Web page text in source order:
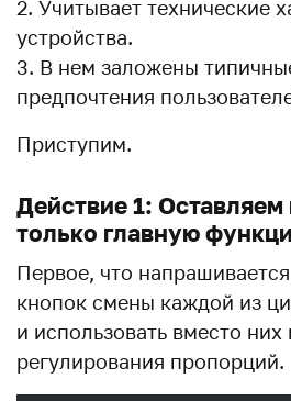
Учитывает технические
устройства.
В нем заложены
предпочтения
Приступим.
Действие 1: Оставляем
только главную
Первое, что
кнопок смены каждой из
и использовать вместо
регулирования пропорций.